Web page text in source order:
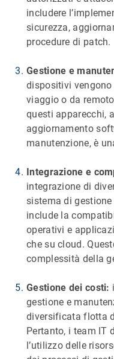
includere
sicurezza,
procedure di patch.
Gestione e
dispositivi
viaggio o da
questi apparecchi,
aggiornamento
manutenzione, è
Integrazione e
integrazione di
sistema di
include la
operativi e
che su cloud.
complessità della
Gestione dei costi:
gestione e
diversificata flotta
Pertanto, i team IT
l’utilizzo delle